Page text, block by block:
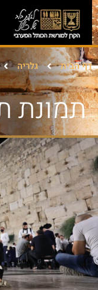
דף הבית גלריה
תמונת